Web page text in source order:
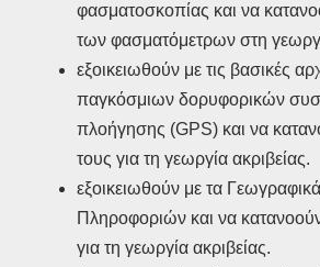
φασματοσκοπίας και να
των φασματόμετρων στη
εξοικειωθούν με τις βασικές
παγκόσμιων δορυφορικών
πλοήγησης (GPS) και να
τους για τη γεωργία ακριβείας.
εξοικειωθούν με τα
Πληροφοριών και να
για τη γεωργία ακριβείας.